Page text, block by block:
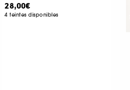
28,00€
4 teintes disponibles